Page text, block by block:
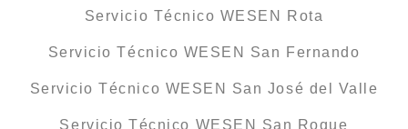
Servicio Técnico WESEN Rota
Servicio Técnico WESEN San Fernando
Servicio Técnico WESEN San José del Valle
Servicio Técnico WESEN San Roque